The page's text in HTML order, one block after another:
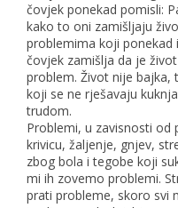
čovjek ponekad pomisli:
kako to oni zamišljaju
problemima koji ponekad
čovjek zamišlja da je
problem. Život nije bajka,
koji se ne rješavaju
trudom.
Problemi, u zavisnosti od
krivicu, žaljenje, gnjev,
zbog bola i tegobe koji
mi ih zovemo problemi.
prati probleme, skoro svi